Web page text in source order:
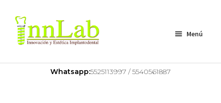
Menú
Home
Whatsapp:5525113997 / 5540561887